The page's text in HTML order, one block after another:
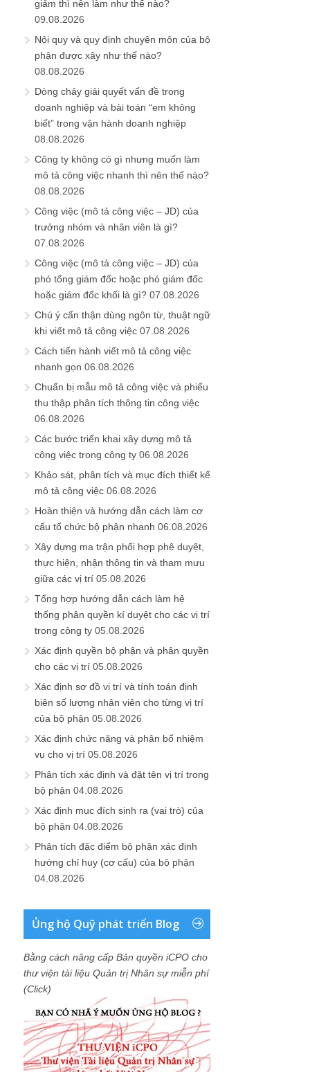
giảm thì nên làm như thế nào?
09.08.2026
Nội quy và quy định chuyên môn của bộ
phận được xây như thế nào?
08.08.2026
Dòng chảy giải quyết vấn đề trong
doanh nghiệp và bài toán “em không
biết” trong vận hành doanh nghiệp
08.08.2026
Công ty không có gì nhưng muốn làm
mô tả công việc nhanh thì nên thế nào?
08.08.2026
Công việc (mô tả công việc – JD) của
trưởng nhóm và nhân viên là gì?
07.08.2026
Công việc (mô tả công việc – JD) của
phó tổng giám đốc hoặc phó giám đốc
hoặc giám đốc khối là gì? 07.08.2026
Chú ý cẩn thận dùng ngôn từ, thuật ngữ
khi viết mô tả công việc 07.08.2026
Cách tiến hành viết mô tả công việc
nhanh gọn 06.08.2026
Chuẩn bị mẫu mô tả công việc và phiếu
thu thập phân tích thông tin công việc
06.08.2026
Các bước triển khai xây dựng mô tả
công việc trong công ty 06.08.2026
Khảo sát, phân tích và mục đích thiết kế
mô tả công việc 06.08.2026
Hoàn thiện và hướng dẫn cách làm cơ
cấu tổ chức bộ phận nhanh 06.08.2026
Xây dựng ma trận phối hợp phê duyệt,
thực hiện, nhận thông tin và tham mưu
giữa các vị trí 05.08.2026
Tổng hợp hướng dẫn cách làm hệ
thống phân quyền kí duyệt cho các vị trí
trong công ty 05.08.2026
Xác định quyền bộ phận và phân quyền
cho các vị trí 05.08.2026
Xác định sơ đồ vị trí và tính toán định
biên số lượng nhân viên cho từng vị trí
của bộ phận 05.08.2026
Xác định chức năng và phân bổ nhiệm
vụ cho vị trí 05.08.2026
Phân tích xác định và đặt tên vị trí trong
bộ phận 04.08.2026
Xác định mục đích sinh ra (vai trò) của
bộ phận 04.08.2026
Phân tích đặc điểm bộ phận xác định
hướng chỉ huy (cơ cấu) của bộ phận
04.08.2026
Ủng hộ Quỹ phát triển Blog
Bằng cách nâng cấp Bản quyền iCPO cho
thư viện tài liệu Quản trị Nhân sự miễn phí
(Click)